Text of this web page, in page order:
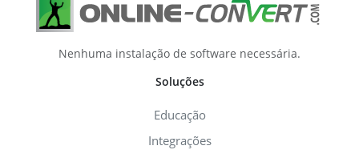
Nenhuma instalação de software necessária.
Soluções
Educação
Integrações